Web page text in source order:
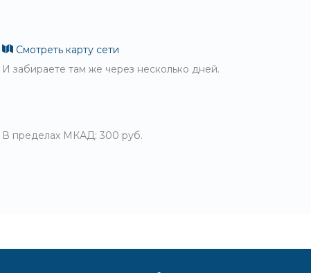
Смотреть карту сети
И забираете там же через несколько дней.
В пределах МКАД: 300 руб.